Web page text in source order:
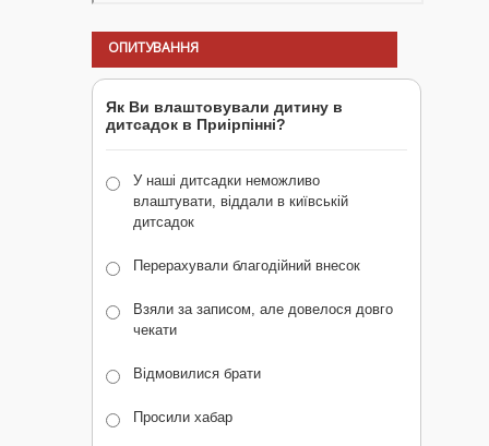
ОПИТУВАННЯ
Як Ви влаштовували дитину в
дитсадок в Приірпінні?
У наші дитсадки неможливо
влаштувати, віддали в київській
дитсадок
Перерахували благодійний внесок
Взяли за записом, але довелося довго
чекати
Відмовилися брати
Просили хабар